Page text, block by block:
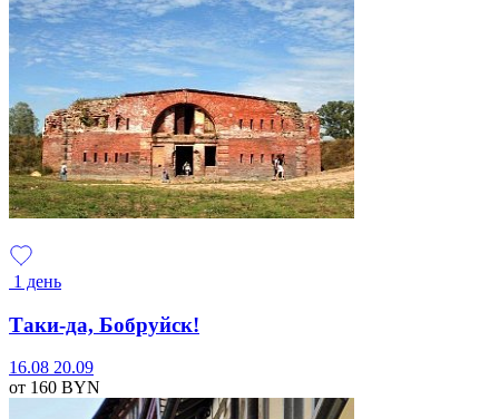
1 день
Таки-да, Бобруйск!
16.08 20.09
от 160 BYN